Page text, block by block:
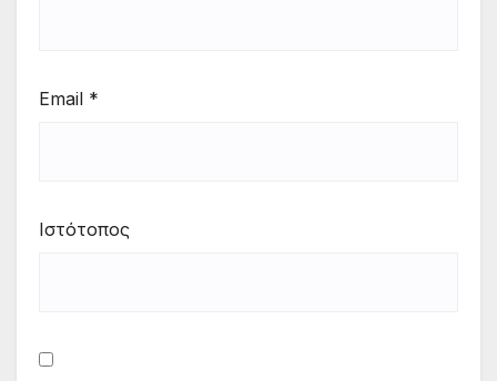
Email *
Ιστότοπος